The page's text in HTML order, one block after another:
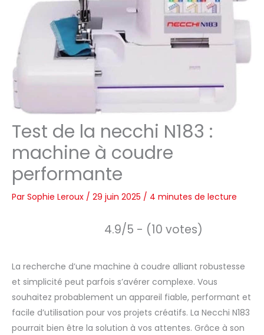
Test de la necchi N183 :
machine à coudre
performante
Par Sophie Leroux / 29 juin 2025 / 4 minutes de lecture
4.9/5 - (10 votes)
La recherche d’une machine à coudre alliant robustesse
et simplicité peut parfois s’avérer complexe. Vous
souhaitez probablement un appareil fiable, performant et
facile d’utilisation pour vos projets créatifs. La Necchi N183
pourrait bien être la solution à vos attentes. Grâce à son